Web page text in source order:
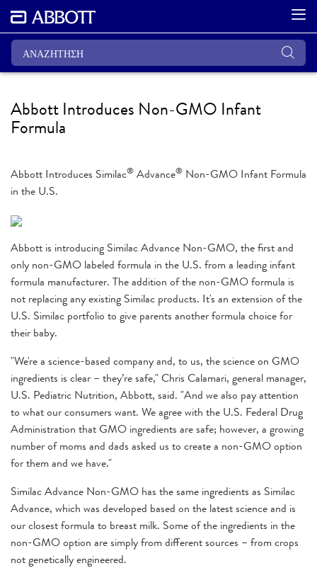
Abbott Introduces Non-GMO Infant
Formula
Abbott Introduces Similac® Advance® Non-GMO Infant Formula
in the U.S.
Abbott is introducing Similac Advance Non-GMO, the first and
only non-GMO labeled formula in the U.S. from a leading infant
formula manufacturer. The addition of the non-GMO formula is
not replacing any existing Similac products. It's an extension of the
U.S. Similac portfolio to give parents another formula choice for
their baby.
"We're a science-based company and, to us, the science on GMO
ingredients is clear – they’re safe," Chris Calamari, general manager,
U.S. Pediatric Nutrition, Abbott, said. "And we also pay attention
to what our consumers want. We agree with the U.S. Federal Drug
Administration that GMO ingredients are safe; however, a growing
number of moms and dads asked us to create a non-GMO option
for them and we have."
Similac Advance Non-GMO has the same ingredients as Similac
Advance, which was developed based on the latest science and is
our closest formula to breast milk. Some of the ingredients in the
non-GMO option are simply from different sources – from crops
not genetically engineered.